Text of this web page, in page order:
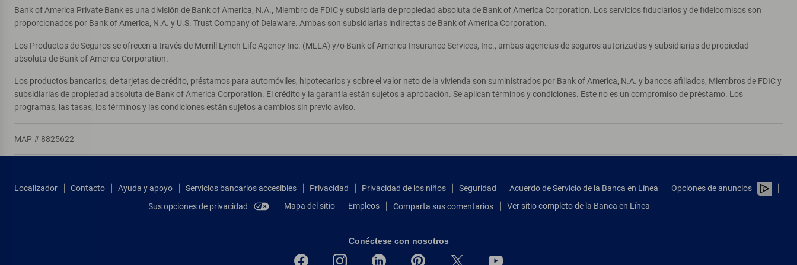
Bank of America Private Bank es una división de Bank of America, N.A., Miembro de FDIC y subsidiaria de propiedad absoluta de Bank of America Corporation. Los servicios fiduciarios y de fideicomisos son
proporcionados por Bank of America, N.A. y U.S. Trust Company of Delaware. Ambas son subsidiarias indirectas de Bank of America Corporation.
Los Productos de Seguros se ofrecen a través de Merrill Lynch Life Agency Inc. (MLLA) y/o Bank of America Insurance Services, Inc., ambas agencias de seguros autorizadas y subsidiarias de propiedad
absoluta de Bank of America Corporation.
Los productos bancarios, de tarjetas de crédito, préstamos para automóviles, hipotecarios y sobre el valor neto de la vivienda son suministrados por Bank of America, N.A. y bancos afiliados, Miembros de FDIC y
subsidiarias de propiedad absoluta de Bank of America Corporation. El crédito y la garantía están sujetos a aprobación. Se aplican términos y condiciones. Este no es un compromiso de préstamo. Los
programas, las tasas, los términos y las condiciones están sujetos a cambios sin previo aviso.
MAP # 8825622
Localizador Contacto Ayuda y apoyo Servicios bancarios accesibles Privacidad Privacidad de los niños Seguridad Acuerdo de Servicio de la Banca en Línea
Opciones de anuncios
Sus opciones de privacidad
Mapa del sitio Empleos Comparta sus comentarios Ver sitio completo de la Banca en Línea
Conéctese con nosotros